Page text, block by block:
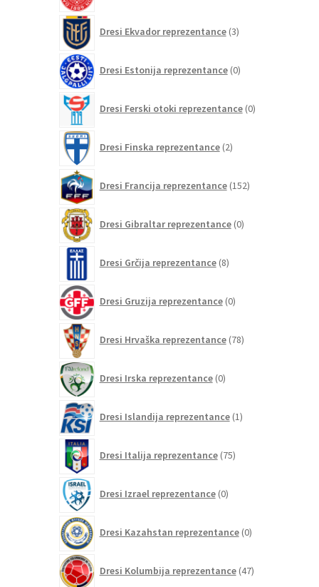
Dresi Ekvador reprezentance 3izdelki
Dresi Estonija reprezentance 0izdelkov
Dresi Ferski otoki reprezentance 0izdelkov
Dresi Finska reprezentance 2izdelka
Dresi Francija reprezentance 152izdelkov
Dresi Gibraltar reprezentance 0izdelkov
Dresi Grčija reprezentance 8izdelkov
Dresi Gruzija reprezentance 0izdelkov
Dresi Hrvaška reprezentance 78izdelkov
Dresi Irska reprezentance 0izdelkov
Dresi Islandija reprezentance 1izdelek
Dresi Italija reprezentance 75izdelkov
Dresi Izrael reprezentance 0izdelkov
Dresi Kazahstan reprezentance 0izdelkov
Dresi Kolumbija reprezentance 47izdelkov